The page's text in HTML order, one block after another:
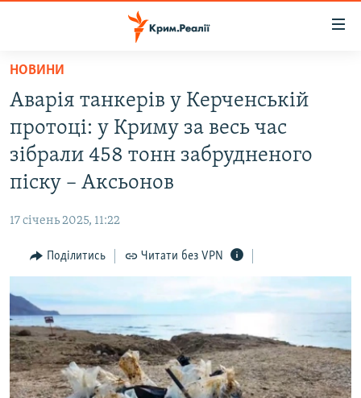
Перейти
основного
матеріалу
Перейти
до
основної
Перейти
пошуку
ВОДА.КРИМ
ВІДЕО ТА ФОТО
ПОЛІТИКА
ІНТЕРВ'Ю
СПЕЦПРОЕКТИ
ДЕПОРТАЦІЯ
ВІДЕОУРОКИ «ELIFBE»
ЯК ОБІЙТИ БЛОКУВАННЯ
Русский
НОВИНИ
Аварія танкерів у Керченській
протоці: у Криму за весь час
зібрали 458 тонн забрудненого
піску – Аксьонов
17 січень 2025, 11:22
Поділитись Читати без VPN